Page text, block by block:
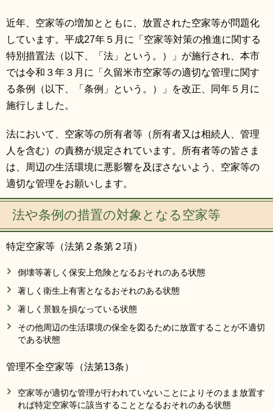
サイトについて
閉じる
近年、空家等の増加とともに、放置された空家等が問題化
しています。平成27年５月に「空家等対策の推進に関する
特別措置法（以下、「法」という。）」が施行され、本市
では令和３年３月に「久留米市空家等の適切な管理に関す
る条例（以下、「条例」という。）」を改正、同年５月に
施行しました。
法において、空家等の所有者等（所有者又は相続人、管理
人を含む）の責務が規定されています。所有者等の皆さま
は、周辺の生活環境に悪影響を及ぼさないよう、空家等の
適切な管理をお願いします。
法や条例の措置の対象となる空家等
特定空家等（法第２条第２項）
倒壊等著しく保安上危険となるおそれのある状態
著しく衛生上有害となるおそれのある状態
著しく景観を損なっている状態
その他周辺の生活環境の保全を図るために放置することが不適切
である状態
管理不全空家等（法第13条）
空家等が適切な管理が行われていないことによりそのまま放置す
れば特定空家等に該当することとなるおそれのある状態